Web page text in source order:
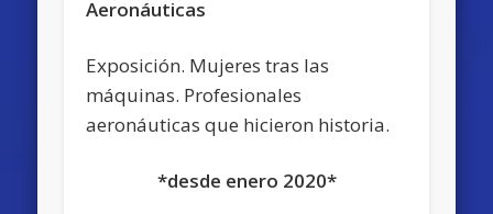
Aeronáuticas
Exposición. Mujeres tras las
máquinas. Profesionales
aeronáuticas que hicieron historia.
*desde enero 2020*